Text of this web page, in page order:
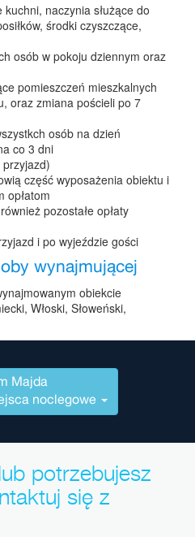
naczynia służące do
środki czyszczące,
osób w pokoju dziennym oraz
pomieszczeń mieszkalnych
oraz zmiana pościeli po 7
osób na dzień
co 3 dni
część wyposażenia obiektu i
opłatom
pozostałe opłaty
i po wyjeździe gości
wynajmującej
obiekcie
Włoski, Słoweński,
Majda
noclegowe
potrzebujesz
się z